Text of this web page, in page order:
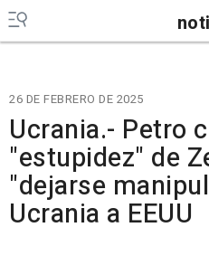
noti
26 DE FEBRERO DE 2025
Ucrania.- Petro
"estupidez" de
"dejarse
Ucrania a EEUU